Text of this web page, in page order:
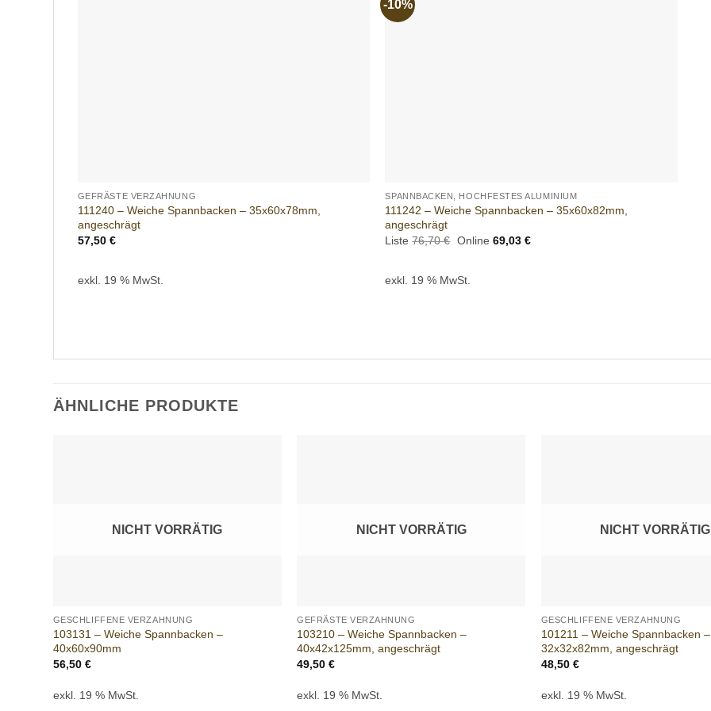
GEFRÄSTE VERZAHNUNG
111240 – Weiche Spannbacken – 35x60x78mm,
angeschrägt
57,50 €
exkl. 19 % MwSt.
-10%
SPANNBACKEN, HOCHFESTES ALUMINIUM
111242 – Weiche Spannbacken – 35x60x82mm,
angeschrägt
Liste 76,70€ Ursprünglicher
76,70 €
Online 69,03 €Aktueller
exkl. 19 % MwSt.
ÄHNLICHE PRODUKTE
NICHT VORRÄTIG
GESCHLIFFENE VERZAHNUNG
103131 – Weiche Spannbacken –
40x60x90mm
56,50 €
exkl. 19 % MwSt.
NICHT VORRÄTIG
GEFRÄSTE VERZAHNUNG
103210 – Weiche Spannbacken –
40x42x125mm, angeschrägt
49,50€
exkl. 19 % MwSt.
NICHT VORRÄTIG
GESCHLIFFENE VERZAHNUNG
101211 – Weiche Spannbacken –
32x32x82mm, angeschrägt
48,50 €
exkl. 19 % MwSt.